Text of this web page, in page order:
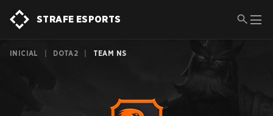
STRAFE ESPORTS
INICIAL DOTA2 TEAM NS